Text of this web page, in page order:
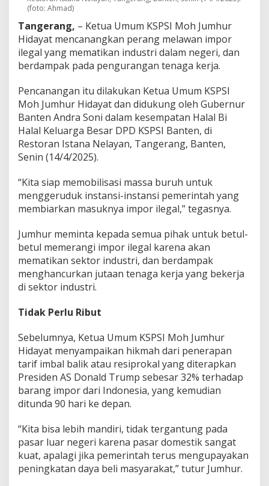
K
P
S
I
K
t
a
A
k
a
e
r
u
k
(foto: Ahmad)
Tangerang, – Ketua Umum KSPSI Moh Jumhur
Hidayat mencanangkan perang melawan impor
ilegal yang mematikan industri dalam negeri, dan
berdampak pada pengurangan tenaga kerja.
Pencanangan itu dilakukan Ketua Umum KSPSI
Moh Jumhur Hidayat dan didukung oleh Gubernur
Banten Andra Soni dalam kesempatan Halal Bi
Halal Keluarga Besar DPD KSPSI Banten, di
Restoran Istana Nelayan, Tangerang, Banten,
Senin (14/4/2025).
“Kita siap memobilisasi massa buruh untuk
menggeruduk instansi-instansi pemerintah yang
membiarkan masuknya impor ilegal,” tegasnya.
Jumhur meminta kepada semua pihak untuk betul-
betul memerangi impor ilegal karena akan
mematikan sektor industri, dan berdampak
menghancurkan jutaan tenaga kerja yang bekerja
di sektor industri.
Tidak Perlu Ribut
Sebelumnya, Ketua Umum KSPSI Moh Jumhur
Hidayat menyampaikan hikmah dari penerapan
tarif imbal balik atau resiprokal yang diterapkan
Presiden AS Donald Trump sebesar 32% terhadap
barang impor dari Indonesia, yang kemudian
ditunda 90 hari ke depan.
“Kita bisa lebih mandiri, tidak tergantung pada
pasar luar negeri karena pasar domestik sangat
kuat, apalagi jika pemerintah terus mengupayakan
peningkatan daya beli masyarakat,” tutur Jumhur.